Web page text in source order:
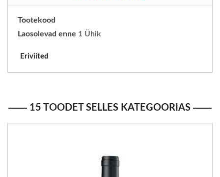
Tootekood
Laosolevad enne 1 Ühik
Eriviited
15 TOODET SELLES KATEGOORIAS